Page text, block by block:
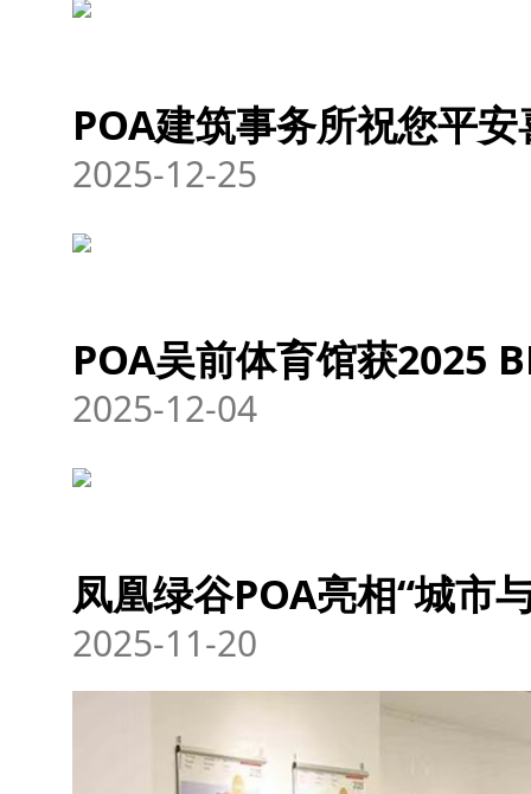
POA建筑事务所祝您平
2025-12-25
POA吴前体育馆获2025
2025-12-04
凤凰绿谷POA亮相“城市
2025-11-20